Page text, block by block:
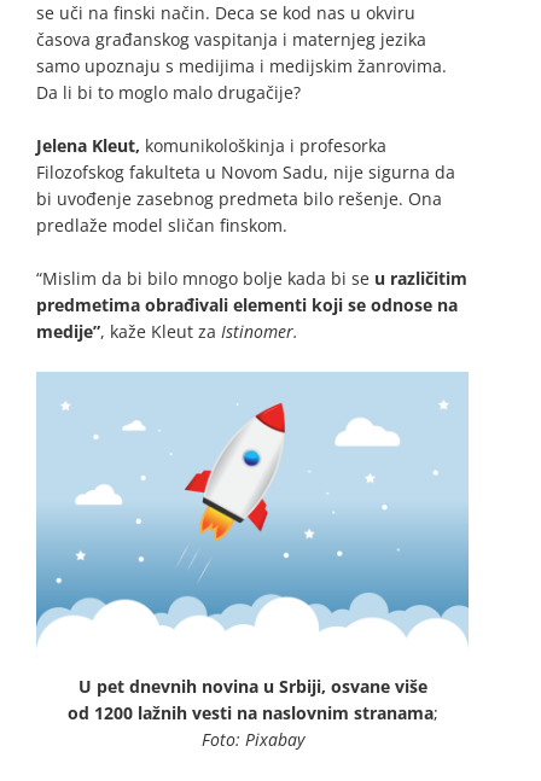
se uči na finski način. Deca se kod nas u okviru
časova građanskog vaspitanja i maternjeg jezika
samo upoznaju s medijima i medijskim žanrovima.
Da li bi to moglo malo drugačije?
Jelena Kleut, komunikološkinja i profesorka
Filozofskog fakulteta u Novom Sadu, nije sigurna da
bi uvođenje zasebnog predmeta bilo rešenje. Ona
predlaže model sličan finskom.
“Mislim da bi bilo mnogo bolje kada bi se u različitim
predmetima obrađivali elementi koji se odnose na
medije”, kaže Kleut za Istinomer.
U pet dnevnih novina u Srbiji, osvane više
od 1200 lažnih vesti na naslovnim stranama;
Foto: Pixabay